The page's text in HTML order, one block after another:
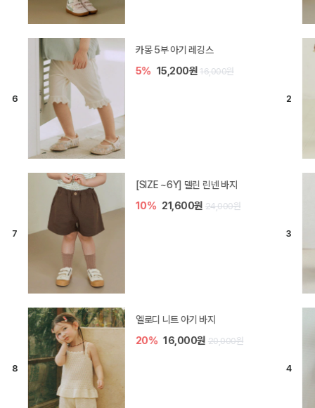
카몽 5부 아기 레깅스
5% 15,200원 16,000원
[SIZE ~6Y] 델린 린넨 바지
10% 21,600원 24,000원
엘로디 니트 아기 바지
20% 16,000원 20,000원